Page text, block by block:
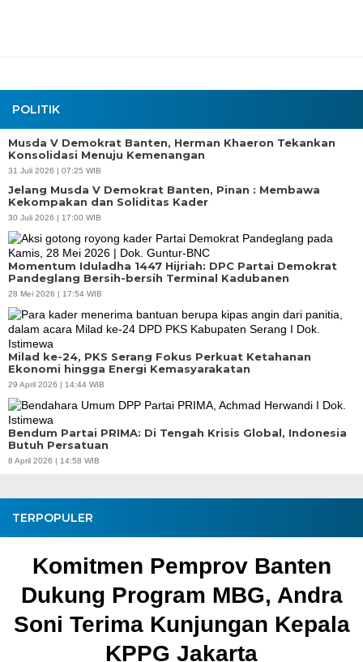
POLITIK
Musda V Demokrat Banten, Herman Khaeron Tekankan
Konsolidasi Menuju Kemenangan
31 Juli 2026 | 07:25 WIB
Jelang Musda V Demokrat Banten, Pinan : Membawa
Kekompakan dan Soliditas Kader
30 Juli 2026 | 17:00 WIB
Momentum Iduladha 1447 Hijriah: DPC Partai Demokrat
Pandeglang Bersih-bersih Terminal Kadubanen
28 Mei 2026 | 17:54 WIB
Milad ke-24, PKS Serang Fokus Perkuat Ketahanan
Ekonomi hingga Energi Kemasyarakatan
29 April 2026 | 14:44 WIB
Bendum Partai PRIMA: Di Tengah Krisis Global, Indonesia
Butuh Persatuan
8 April 2026 | 14:58 WIB
TERPOPULER
Pembangunan Jalan Ceplak–
Kronjo Sepanjang 11 Kilometer,
Bupati Tangerang: Awasi
Bersama